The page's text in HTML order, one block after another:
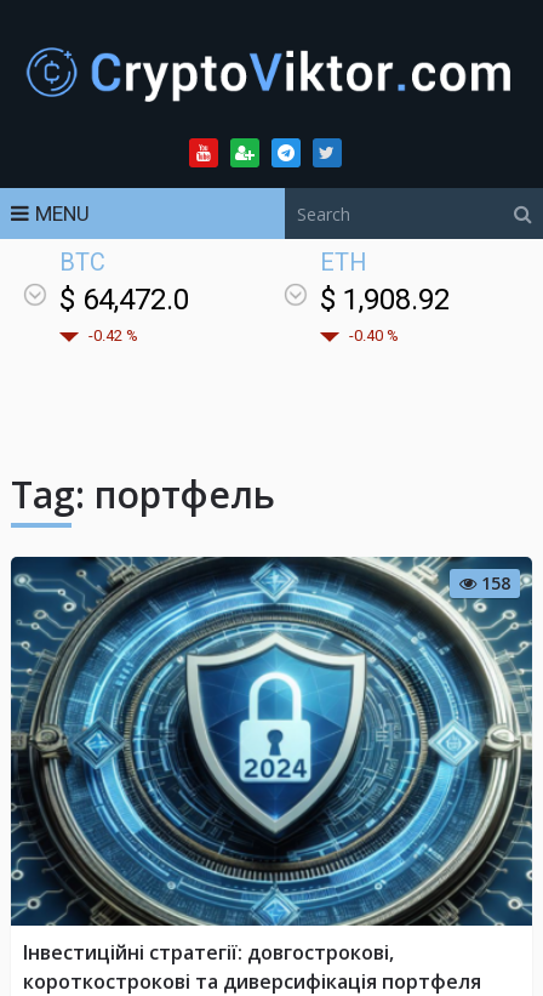
MENU
BTC
$ 64,472.0
-0.42 %
ETH
$ 1,908.92
-0.40 %
Tag: портфель
158
Інвестиційні стратегії: довгострокові,
короткострокові та диверсифікація портфеля